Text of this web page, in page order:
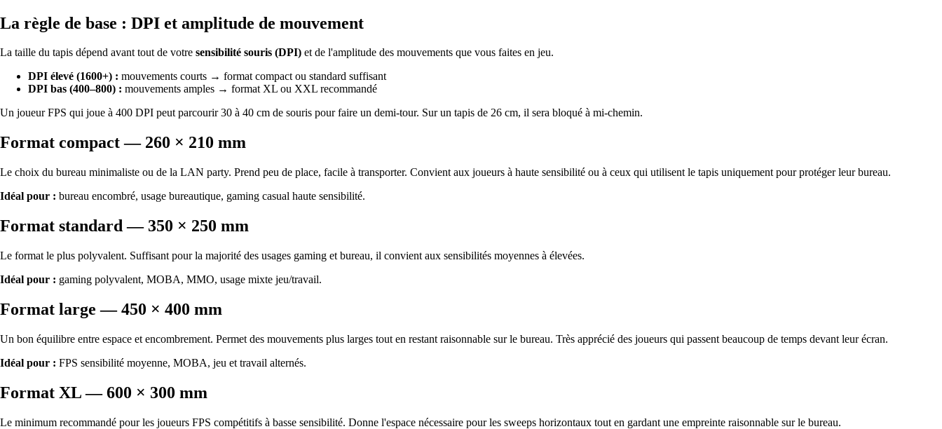
La règle de base : DPI et amplitude de mouvement
La taille du tapis dépend avant tout de votre sensibilité souris (DPI) et de l'amplitude des mouvements que vous faites en jeu.
DPI élevé (1600+) : mouvements courts → format compact ou standard suffisant
DPI bas (400–800) : mouvements amples → format XL ou XXL recommandé
Un joueur FPS qui joue à 400 DPI peut parcourir 30 à 40 cm de souris pour faire un demi-tour. Sur un tapis de 26 cm, il sera bloqué à mi-chemin.
Format compact — 260 × 210 mm
Le choix du bureau minimaliste ou de la LAN party. Prend peu de place, facile à transporter. Convient aux joueurs à haute sensibilité ou à ceux qui utilisent le tapis uniquement pour protéger leur bureau.
Idéal pour : bureau encombré, usage bureautique, gaming casual haute sensibilité.
Format standard — 350 × 250 mm
Le format le plus polyvalent. Suffisant pour la majorité des usages gaming et bureau, il convient aux sensibilités moyennes à élevées.
Idéal pour : gaming polyvalent, MOBA, MMO, usage mixte jeu/travail.
Format large — 450 × 400 mm
Un bon équilibre entre espace et encombrement. Permet des mouvements plus larges tout en restant raisonnable sur le bureau. Très apprécié des joueurs qui passent beaucoup de temps devant leur écran.
Idéal pour : FPS sensibilité moyenne, MOBA, jeu et travail alternés.
Format XL — 600 × 300 mm
Le minimum recommandé pour les joueurs FPS compétitifs à basse sensibilité. Donne l'espace nécessaire pour les sweeps horizontaux tout en gardant une empreinte raisonnable sur le bureau.